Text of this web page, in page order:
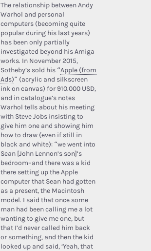
The relationship between Andy
Warhol and personal
computers (becoming quite
popular during his last years)
has been only partially
investigated beyond his Amiga
works. In November 2015,
Sotheby’s sold his “Apple (from
Ads)” (acrylic and silkscreen
ink on canvas) for 910.000 USD,
and in catalogue’s notes
Warhol tells about his meeting
with Steve Jobs insisting to
give him one and showing him
how to draw (even if still in
black and white): “we went into
Sean [John Lennon’s son]’s
bedroom–and there was a kid
there setting up the Apple
computer that Sean had gotten
as a present, the Macintosh
model. I said that once some
man had been calling me a lot
wanting to give me one, but
that I’d never called him back
or something, and then the kid
looked up and said, ‘Yeah, that